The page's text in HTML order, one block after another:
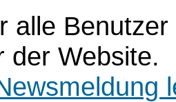
alle
der Website.